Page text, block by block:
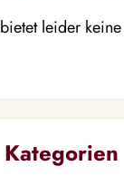
leider
Kategorien